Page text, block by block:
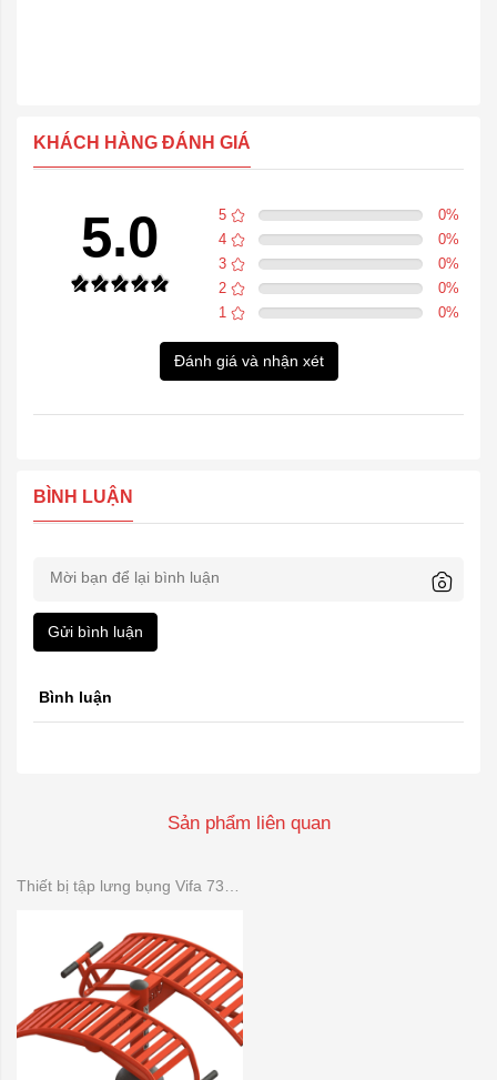
KHÁCH HÀNG ĐÁNH GIÁ
5.0 5 0%
4
0%
3
0%
2
0%
1
0%
Đánh giá và nhận xét
BÌNH LUẬN
Gửi bình luận
Bình luận
Sản phẩm liên quan